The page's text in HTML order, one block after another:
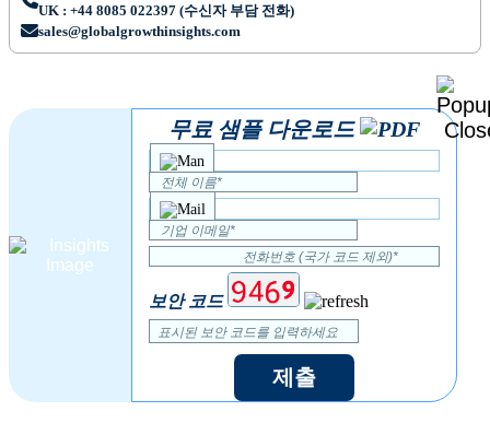
UK : +44 8085 022397 (수신자 부담 전화)
sales@globalgrowthinsights.com
무료 샘플 다운로드
보안 코드
제출